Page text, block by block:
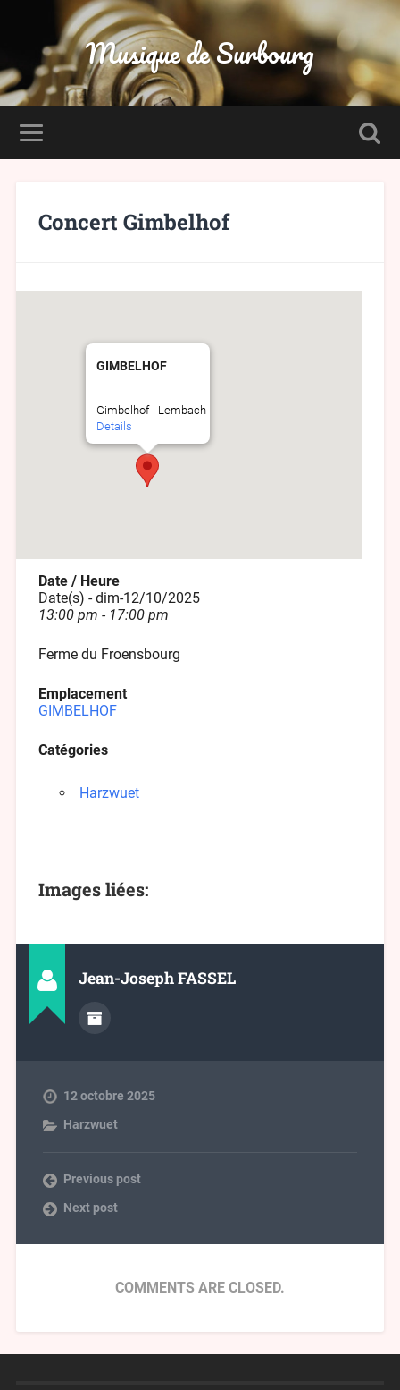
Musique de Surbourg
Concert Gimbelhof
GIMBELHOF
Gimbelhof - Lembach
Details
Date / Heure
Date(s) - dim-12/10/2025
13:00 pm - 17:00 pm
Ferme du Froensbourg
Emplacement
GIMBELHOF
Catégories
Harzwuet
Images liées:
Jean-Joseph FASSEL
12 octobre 2025
Harzwuet
Previous post
Next post
COMMENTS ARE CLOSED.